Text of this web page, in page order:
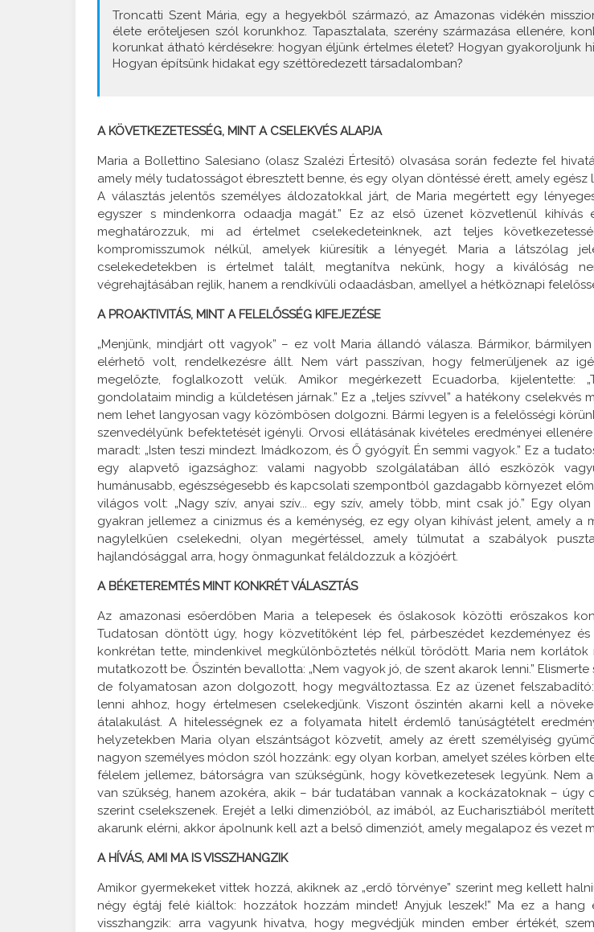
Troncatti Szent Mária, egy a hegyekből származó, az Amazonas vidékén
élete erőteljesen szól korunkhoz. Tapasztalata, szerény származása ellenére,
korunkat átható kérdésekre: hogyan éljünk értelmes életet? Hogyan gyakoroljunk
Hogyan építsünk hidakat egy széttöredezett társadalomban?
A KÖVETKEZETESSÉG, MINT A CSELEKVÉS ALAPJA
Maria a Bollettino Salesiano (olasz Szalézi Értesítő) olvasása során fedezte fel
amely mély tudatosságot ébresztett benne, és egy olyan döntéssé érett, amely egész
A választás jelentős személyes áldozatokkal járt, de Maria megértett egy
egyszer s mindenkorra odaadja magát.” Ez az első üzenet közvetlenül kihívás
meghatározzuk, mi ad értelmet cselekedeteinknek, azt teljes
kompromisszumok nélkül, amelyek kiüresítik a lényegét. Maria a látszólag
cselekedetekben is értelmet talált, megtanítva nekünk, hogy a kiválóság
végrehajtásában rejlik, hanem a rendkívüli odaadásban, amellyel a hétköznapi
A PROAKTIVITÁS, MINT A FELELŐSSÉG KIFEJEZÉSE
„Menjünk, mindjárt ott vagyok” – ez volt Maria állandó válasza. Bármikor,
elérhető volt, rendelkezésre állt. Nem várt passzívan, hogy felmerüljenek az
megelőzte, foglalkozott velük. Amikor megérkezett Ecuadorba, kijelentette:
gondolataim mindig a küldetésen járnak.” Ez a „teljes szívvel” a hatékony cselekvés
nem lehet langyosan vagy közömbösen dolgozni. Bármi legyen is a felelősségi
szenvedélyünk befektetését igényli. Orvosi ellátásának kivételes eredményei
maradt: „Isten teszi mindezt. Imádkozom, és Ő gyógyít. Én semmi vagyok.” Ez a
egy alapvető igazsághoz: valami nagyobb szolgálatában álló eszközök
humánusabb, egészségesebb és kapcsolati szempontból gazdagabb környezet
világos volt: „Nagy szív, anyai szív... egy szív, amely több, mint csak jó.” Egy
gyakran jellemez a cinizmus és a keménység, ez egy olyan kihívást jelent, amely a
nagylelkűen cselekedni, olyan megértéssel, amely túlmutat a szabályok
hajlandósággal arra, hogy önmagunkat feláldozzuk a közjóért.
A BÉKETEREMTÉS MINT KONKRÉT VÁLASZTÁS
Az amazonasi esőerdőben Maria a telepesek és őslakosok közötti erőszakos
Tudatosan döntött úgy, hogy közvetítőként lép fel, párbeszédet kezdeményez és
konkrétan tette, mindenkivel megkülönböztetés nélkül törődött. Maria nem korlátok
mutatkozott be. Őszintén bevallotta: „Nem vagyok jó, de szent akarok lenni.” Elismerte
de folyamatosan azon dolgozott, hogy megváltoztassa. Ez az üzenet
lenni ahhoz, hogy értelmesen cselekedjünk. Viszont őszintén akarni kell a
átalakulást. A hitelességnek ez a folyamata hitelt érdemlő tanúságtételt
helyzetekben Maria olyan elszántságot közvetít, amely az érett személyiség
nagyon személyes módon szól hozzánk: egy olyan korban, amelyet széles körben
félelem jellemez, bátorságra van szükségünk, hogy következetesek legyünk. Nem
van szükség, hanem azokéra, akik – bár tudatában vannak a kockázatoknak – úgy
szerint cselekszenek. Erejét a lelki dimenzióból, az imából, az Eucharisztiából
akarunk elérni, akkor ápolnunk kell azt a belső dimenziót, amely megalapoz és vezet
A HÍVÁS, AMI MA IS VISSZHANGZIK
Amikor gyermekeket vittek hozzá, akiknek az „erdő törvénye” szerint meg kellett
négy égtáj felé kiáltok: hozzátok hozzám mindet! Anyjuk leszek!” Ma ez a hang
visszhangzik: arra vagyunk hivatva, hogy megvédjük minden ember értékét,